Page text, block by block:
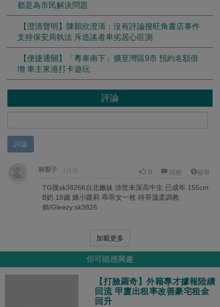
都是為市民解決問題
【澄清聲明】陳穎欣澄清：沒有評論搜旺角書店事件
支持保安局執法 斥造謠者卑劣居心叵測
【便捷通關】「粵車南下」擴至灣區9市 預約名額倍
增 車主來港打卡遊玩
評論
評論
林梨子 1月前 0 回應 檢舉
TG搜sk38266台北嫩妹 涉世未深高中生 已成年 155cm
B奶.18歲 嬌小蘿莉 乖乖女一枚 待哥溫柔調教
賴/Gleezy:sk3826
加載更多
你可能感興趣
【打臉羅奇】外籍專才據報陸續
回流 甲廈出租率改善豪宅租金
回升